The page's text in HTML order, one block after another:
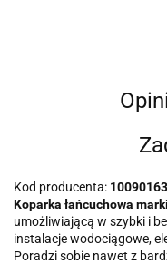
Kod producenta: 10090163
Koparka łańcuchowa
umożliwiającą w szybki i
instalacje wodociągowe,
Poradzi sobie nawet z